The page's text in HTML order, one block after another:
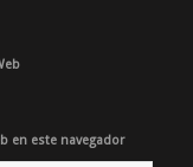
en este navegador